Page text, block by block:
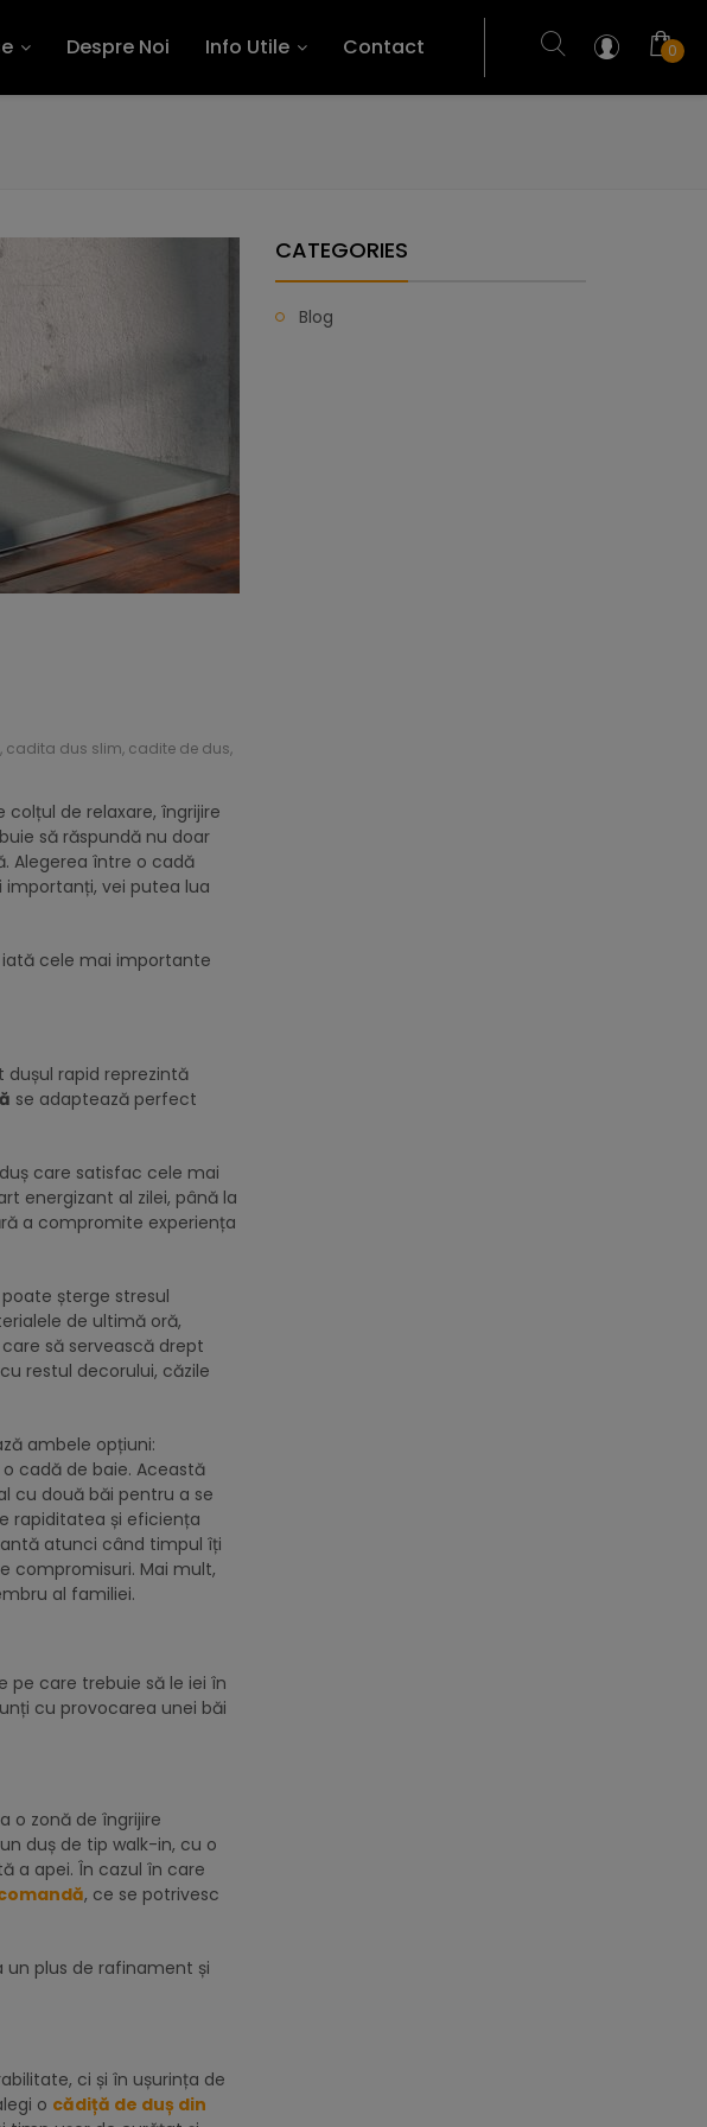
Despre Noi Info Utile Contact 0
, cadita dus slim, cadite de dus,
de relaxare, îngrijire
să răspundă nu doar
Alegerea între o cadă
vei putea lua
cele mai importante
rapid reprezintă
se adaptează perfect
care satisfac cele mai
energizant al zilei, până la
a compromite experiența
șterge stresul
de ultimă oră,
să servească drept
restul decorului, căzile
ambele opțiuni:
cadă de baie. Această
cu două băi pentru a se
rapiditatea și eficiența
atunci când timpul îți
compromisuri. Mai mult,
al familiei.
pe care trebuie să le iei în
cu provocarea unei băi
o zonă de îngrijire
duș de tip walk-in, cu o
a apei. În cazul în care
, ce se potrivesc
plus de rafinament și
ci și în ușurința de
o cădiță de duș din
CATEGORIES
Blog